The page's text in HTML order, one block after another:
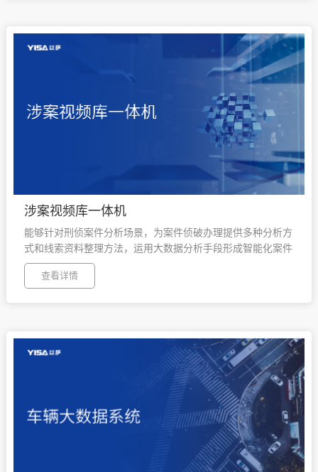
涉案视频库一体机
能够针对刑侦案件分析场景，为案件侦破办理提供多种分析方
式和线索资料整理方法，运用大数据分析手段形成智能化案件
串并分析功能，满足多种类案件分析的需要。
查看详情